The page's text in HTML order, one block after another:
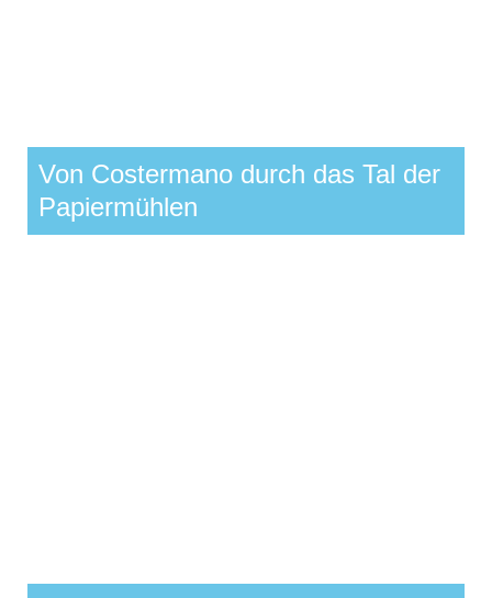
Von Costermano durch das Tal der
Papiermühlen